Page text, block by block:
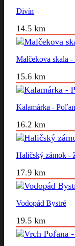
Divín
14.5 km
Malčekova skala -
15.6 km
Kalamárka -
16.2 km
Haličský zámok -
17.9 km
Vodopád Bystré
19.5 km